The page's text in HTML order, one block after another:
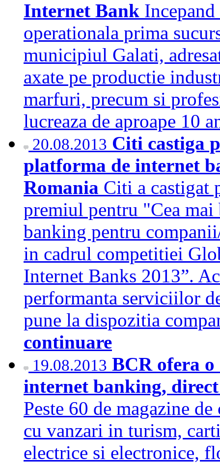
Internet Bank
operationala prima
municipiul Galati,
axate pe productie
marfuri, precum si
lucreaza de aproape 10
20.08.2013 Citi castiga
platforma de internet
Romania Citi a castigat
premiul pentru "Cea
banking pentru
in cadrul competitiei
Internet Banks 2013”.
performanta serviciilor
pune la dispozitia
continuare
19.08.2013 BCR ofera
internet banking,
Peste 60 de magazine
cu vanzari in turism,
electrice si electronice,